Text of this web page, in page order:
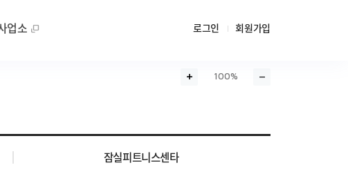
100%
업소 로그인 회원가입
잠실피트니스센타